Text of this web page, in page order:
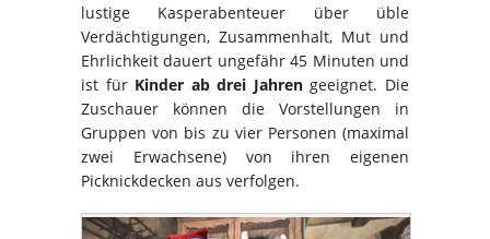
lustige Kasperabenteuer über üble
Verdächtigungen, Zusammenhalt, Mut und
Ehrlichkeit dauert ungefähr 45 Minuten und
ist für Kinder ab drei Jahrengeeignet. Die
Zuschauer können die Vorstellungen in
Gruppen von bis zu vier Personen (maximal
zwei Erwachsene) von ihren eigenen
Picknickdecken aus verfolgen.